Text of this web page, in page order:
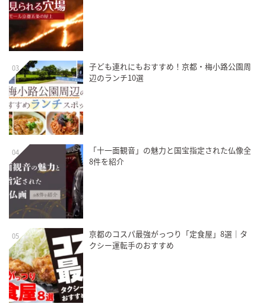
03
子ども連れにもおすすめ！京都・梅小路公園周
辺のランチ10選
04
「十一面観音」の魅力と国宝指定された仏像全
8件を紹介
05
京都のコスパ最強がっつり「定食屋」8選｜タ
クシー運転手のおすすめ